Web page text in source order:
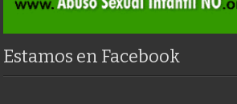
Estamos en Facebook